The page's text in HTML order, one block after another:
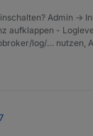
Admin ->
aufklappen -
log/… nutzen,